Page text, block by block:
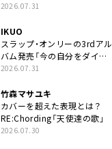
2026.07.31
IKUO
スラップ・オンリーの3rdアル
バム発売「今の自分をダイレ
クトに」
2026.07.31
竹森マサユキ
カバーを超えた表現とは？
RE:Chording「天使達の歌」
2026.07.30